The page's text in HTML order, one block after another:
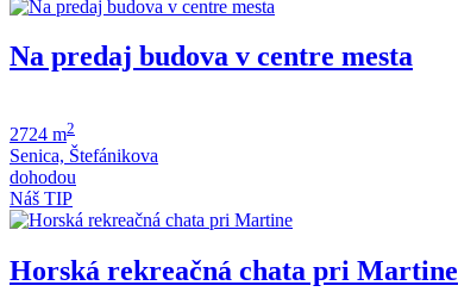
Na predaj budova v centre mesta
2724 m2
Senica, Štefánikova
dohodou
Náš TIP
Horská rekreačná chata pri Martine